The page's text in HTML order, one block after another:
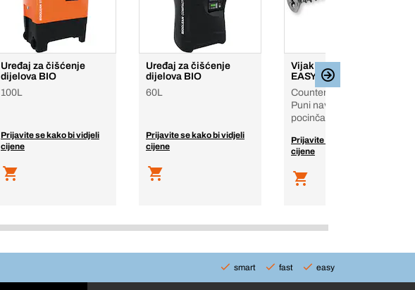
Uređaj za čišćenje
dijelova BIO
100L
Prijavite se kako bi vidjeli
cijene
Uređaj za čišćenje
dijelova BIO
60L
Prijavite se kako bi vidjeli
cijene
Vijak za ivericu
EASYclassic
Countersunk head, PZ,
Puni navoj, čelik,
pocinčan
Prijavite se kako bi vidjeli
cijene
smart fast easy